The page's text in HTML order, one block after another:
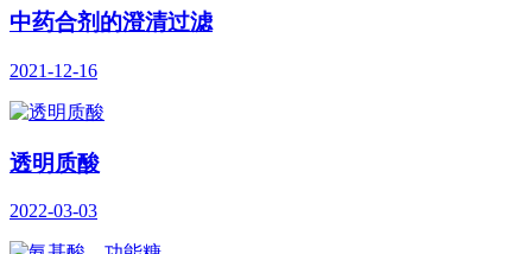
中药合剂的澄清过滤
2021-12-16
透明质酸
2022-03-03